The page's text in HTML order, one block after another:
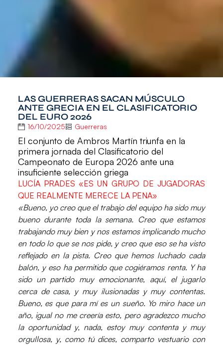
LAS GUERRERAS SACAN MÚSCULO
ANTE GRECIA EN EL CLASIFICATORIO
DEL EURO 2026
16/10/2025 Guerreras
El conjunto de Ambros Martín triunfa en la
primera jornada del Clasificatorio del
Campeonato de Europa 2026 ante una
insuficiente selección griega
LUCÍA PRADES «ES UN GRUPO DE JUGADORAS
QUE REALMENTE MERECE LA PENA»
«Bueno, yo creo que el trabajo del equipo ha sido muy
bueno durante toda la semana. Creo que estamos
trabajando muy bien y nos estamos implicando mucho
en todo lo que se nos pide, y creo que eso se ha visto
reflejado en la pista. Creo que hemos luchado cada
balón, y eso ha permitido que cogiéramos renta. Y ha
sido un partido muy emocionante, aquí, el jugarlo
cerca de casa, y muy ilusionadas y muy contentas.
Bueno, es que para mí es un sueño. Yo miro hace un
año, igual no me creería esto, pero agradezco mucho
la oportunidad y, nada, estoy muy contenta y muy
orgullosa, y, como tú dices, comparto vestuario con